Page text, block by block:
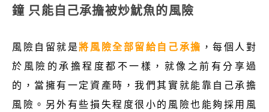
鐘 只能自己承擔被炒魷魚的風險
風險自留就是將風險全部留給自己承擔 ，每個人對
於風險的承擔程度都不一樣，就像之前有分享過
的，當擁有一定資產時，我們其實就能靠自己承擔
風險。另外有些損失程度很小的風險也能夠採用風